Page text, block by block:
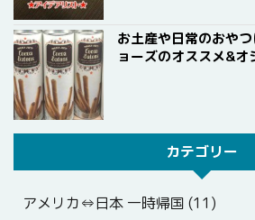
お土産や日常のおや
ョーズのオススメ&オ
カテゴリー
アメリカ⇔日本 一時帰国 (11)